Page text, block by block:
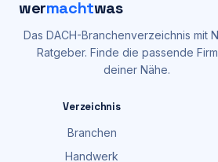
wermachtwas
Das DACH-Branchenverzeichnis mit
Ratgeber. Finde die passende
deiner Nähe.
Verzeichnis
Branchen
Handwerk